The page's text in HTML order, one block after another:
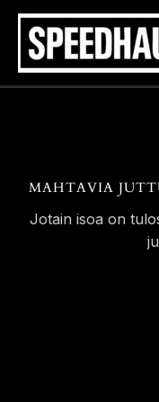
Siirry
sisältöön
MAHTAVIA
Jotain isoa on